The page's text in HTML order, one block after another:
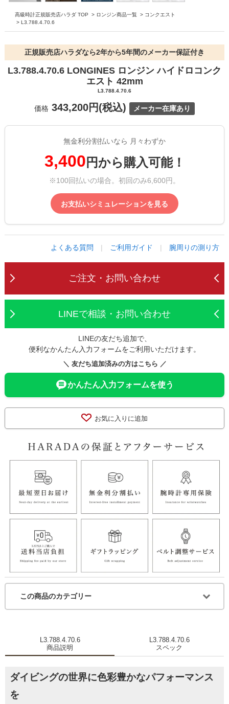
高級時計正規販売店ハラダ TOP > ロンジン商品一覧 > コンクエスト
> L3.788.4.70.6
正規販売店ハラダなら2年から5年間のメーカー保証付き
L3.788.4.70.6 LONGINES ロンジン ハイドロコンク
エスト 42mm
L3.788.4.70.6
価格 343,200円(税込) メーカー在庫あり
無金利分割払いなら 月々わずか
3,400 円から購入可能！
※100回払いの場合。初回のみ6,600円。
お支払いシミュレーションを見る
よくある質問 | ご利用ガイド | 腕周りの測り方
ご注文・お問い合わせ
LINEで相談・お問い合わせ
LINEの友だち追加で、
便利なかんたん入力フォームをご利用いただけます。
＼ 友だち追加済みの方はこちら ／
かんたん入力フォームを使う
お気に入りに追加
この商品のカテゴリー
L3.788.4.70.6
商品説明
L3.788.4.70.6
スペック
ダイビングの世界に色彩豊かなパフォーマンス
を